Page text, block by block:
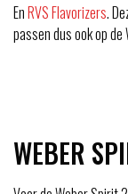
EnRVS Flavorizers.
passen dus ook op
WEBER